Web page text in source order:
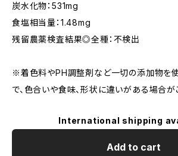
炭水化物：531mg
食塩相当量：1.48mg
残留農薬検査結果◎全種：不検出
※着色料やPH調整剤など一切の添加物を使
で、色合いや食味、形状に違いがある場合が
International shipping
Add to cart